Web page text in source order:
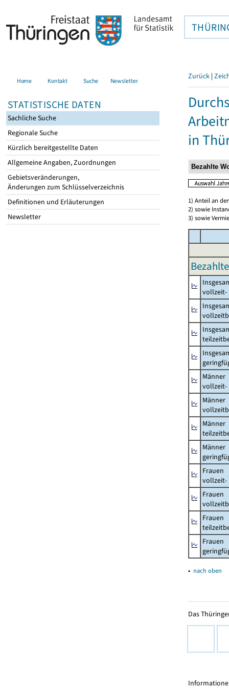
Home Kontakt Suche Newsletter
STATISTISCHE DATEN
Sachliche Suche
Regionale Suche
Kürzlich bereitgestellte Daten
Allgemeine Angaben, Zuordnungen
Gebietsveränderungen,
Änderungen zum Schlüsselverzeichnis
Definitionen und Erläuterungen
Newsletter
Zurück |
in
1) Anteil an
2) sowie
3) sowie
vollzeit-
Männer
vollzeit-
Männer
Männer
Männer
Frauen
vollzeit-
Frauen
Frauen
Frauen
▴ nach oben
Das